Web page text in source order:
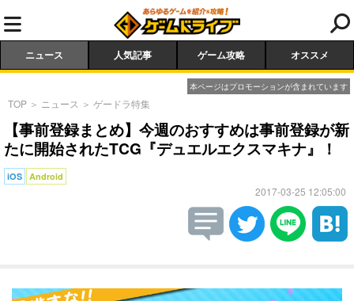
ニュース 人気記事 ゲーム攻略 オススメ
本ページはプロモーションが含まれています
TOP ＞ ニュース ＞ ゲードラ特集
【事前登録まとめ】今週のおすすめは事前登録が新
たに開始されたTCG『デュエルエクスマキナ』！
iOS Android
2017-03-25 12:05:00